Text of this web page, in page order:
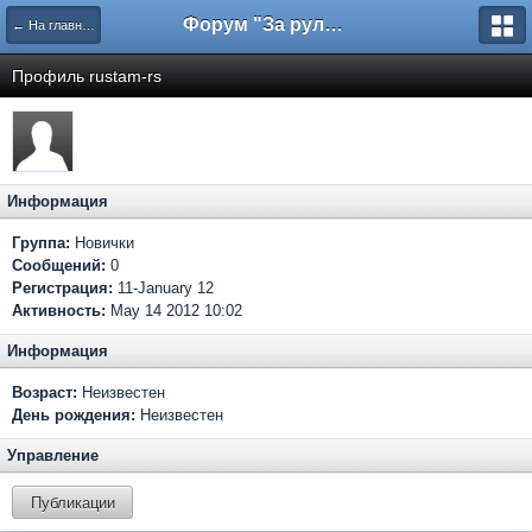
← На главную Форум "За рулем"
Профиль rustam-rs
Информация
Группа: Новички
Сообщений: 0
Регистрация: 11-January 12
Активность: May 14 2012 10:02
Информация
Возраст: Неизвестен
День рождения: Неизвестен
Управление
Публикации